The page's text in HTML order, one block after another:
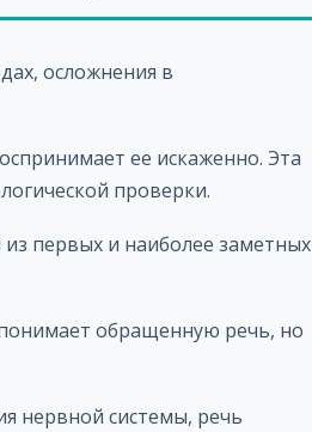
осложнения в
ее искаженно. Эта
проверки.
первых и наиболее заметных
обращенную речь, но
нервной системы, речь